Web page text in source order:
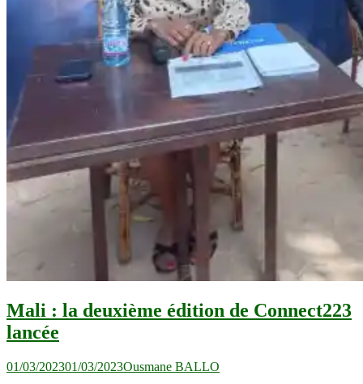
Mali : la deuxième édition de Connect223
lancée
01/03/202301/03/2023Ousmane BALLO